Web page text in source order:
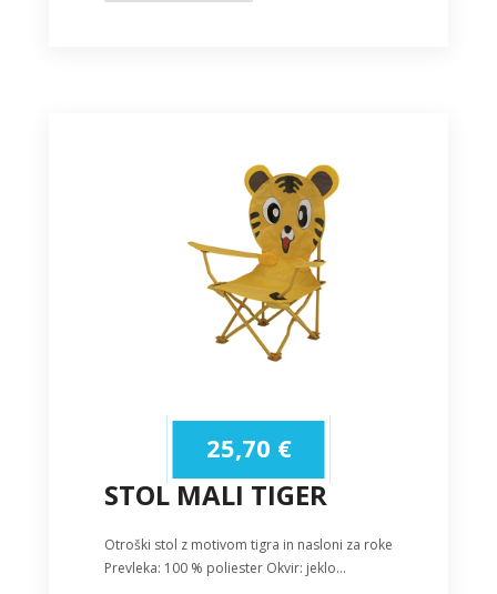
STOL MALI TIGER
25,70 €
Otroški stol z motivom tigra in nasloni za roke
Prevleka: 100 % poliester Okvir: jeklo…